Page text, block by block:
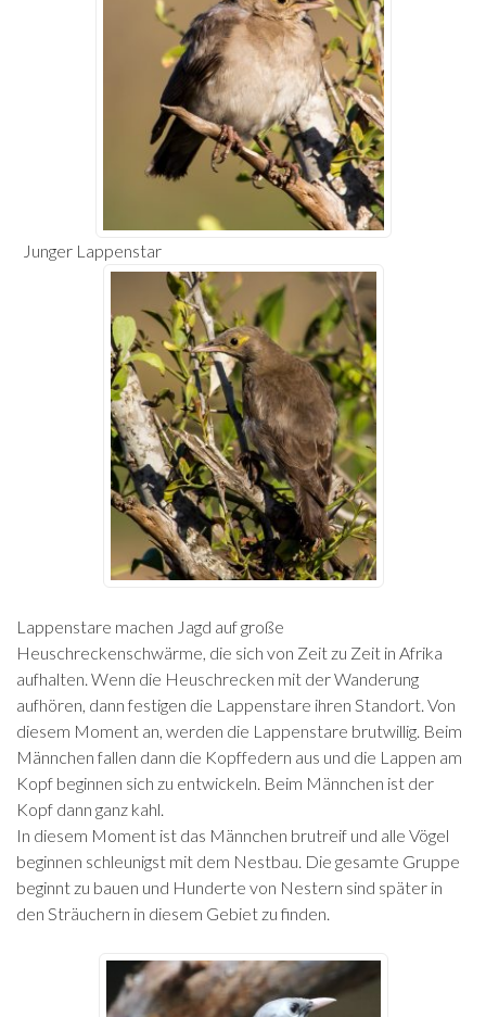
Junger Lappenstar
Lappenstare machen Jagd auf große
Heuschreckenschwärme, die sich von Zeit zu Zeit in Afrika
aufhalten. Wenn die Heuschrecken mit der Wanderung
aufhören, dann festigen die Lappenstare ihren Standort. Von
diesem Moment an, werden die Lappenstare brutwillig. Beim
Männchen fallen dann die Kopffedern aus und die Lappen am
Kopf beginnen sich zu entwickeln. Beim Männchen ist der
Kopf dann ganz kahl.
In diesem Moment ist das Männchen brutreif und alle Vögel
beginnen schleunigst mit dem Nestbau. Die gesamte Gruppe
beginnt zu bauen und Hunderte von Nestern sind später in
den Sträuchern in diesem Gebiet zu finden.